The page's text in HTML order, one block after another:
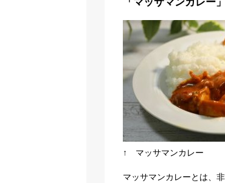
↑ マッサマンカレー
マッサマンカレーとは、